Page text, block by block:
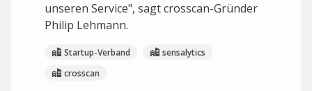
unseren Service", sagt crosscan-Gründer
Philip Lehmann.
Startup-Verband
sensalytics
crosscan